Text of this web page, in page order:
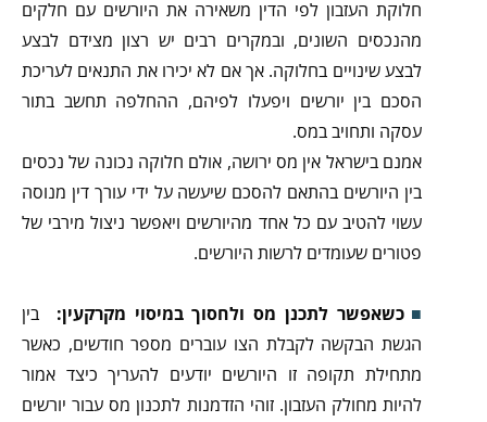
חלוקת העזבון לפי הדין משאירה את היורשים עם חלקים
מהנכסים השונים, ובמקרים רבים יש רצון מצידם לבצע
לבצע שינויים בחלוקה. אך אם לא יכירו את התנאים לעריכת
הסכם בין יורשים ויפעלו לפיהם, ההחלפה תחשב בתור
עסקה ותחויב במס.
אמנם בישראל אין מס ירושה, אולם חלוקה נכונה של נכסים
בין היורשים בהתאם להסכם שיעשה על ידי עורך דין מנוסה
עשוי להטיב עם כל אחד מהיורשים ויאפשר ניצול מירבי של
פטורים שעומדים לרשות היורשים.
כשאפשר לתכנן מס ולחסוך במיסוי מקרקעין: בין
הגשת הבקשה לקבלת הצו עוברים מספר חודשים, כאשר
מתחילת תקופה זו היורשים יודעים להעריך כיצד אמור
להיות מחולק העזבון. זוהי הזדמנות לתכנון מס עבור יורשים